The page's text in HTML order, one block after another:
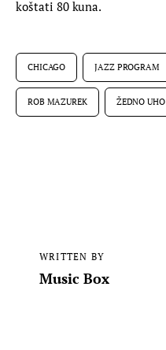
koštati 80 kuna.
CHICAGO JAZZ PROGRAM
ROB MAZUREK ŽEDNO UHO
WRITTEN BY
Music Box